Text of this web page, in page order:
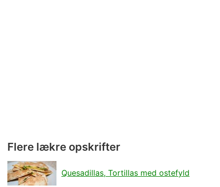
Flere lækre opskrifter
Quesadillas, Tortillas med ostefyld